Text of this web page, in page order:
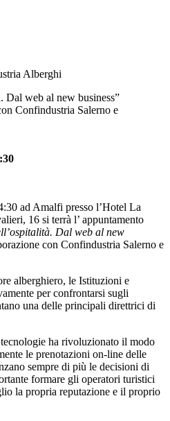
Alberghi
Dal web al new business”
Confindustria Salerno e
ad Amalfi presso l’Hotel La
16 si terrà l’ appuntamento
Dal web al new
con Confindustria Salerno e
alberghiero, le Istituzioni e
per confrontarsi sugli
una delle principali direttrici di
ha rivoluzionato il modo
le prenotazioni on-line delle
sempre di più le decisioni di
formare gli operatori turistici
la propria reputazione e il proprio